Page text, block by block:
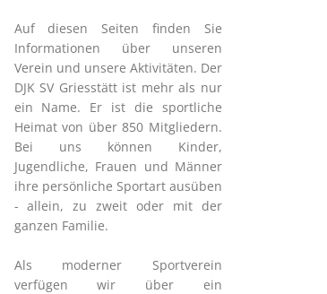
Auf diesen Seiten finden Sie
Informationen über unseren
Verein und unsere Aktivitäten. Der
DJK SV Griesstätt ist mehr als nur
ein Name. Er ist die sportliche
Heimat von über 850 Mitgliedern.
Bei uns können Kinder,
Jugendliche, Frauen und Männer
ihre persönliche Sportart ausüben
- allein, zu zweit oder mit der
ganzen Familie.
Als moderner Sportverein
verfügen wir über ein